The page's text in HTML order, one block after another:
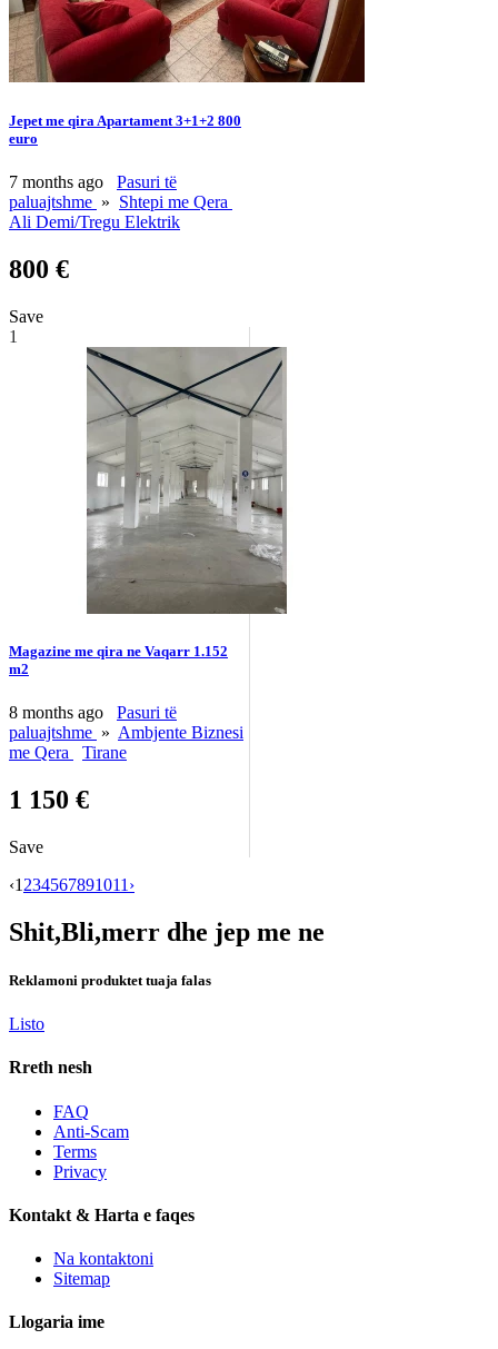
Jepet me qira Apartament 3+1+2 800
euro
7 months ago
Pasuri të
paluajtshme » Shtepi me Qera
Ali Demi/Tregu Elektrik
800 €
Save
1
Magazine me qira ne Vaqarr 1.152
m2
8 months ago
Pasuri të
paluajtshme » Ambjente Biznesi
me Qera
Tirane
1 150 €
Save
‹1 234567891011 ›
Shit,Bli,merr dhe jep me ne
Reklamoni produktet tuaja falas
Listo
Rreth nesh
FAQ
Anti-Scam
Terms
Privacy
Kontakt & Harta e faqes
Na kontaktoni
Sitemap
Llogaria ime